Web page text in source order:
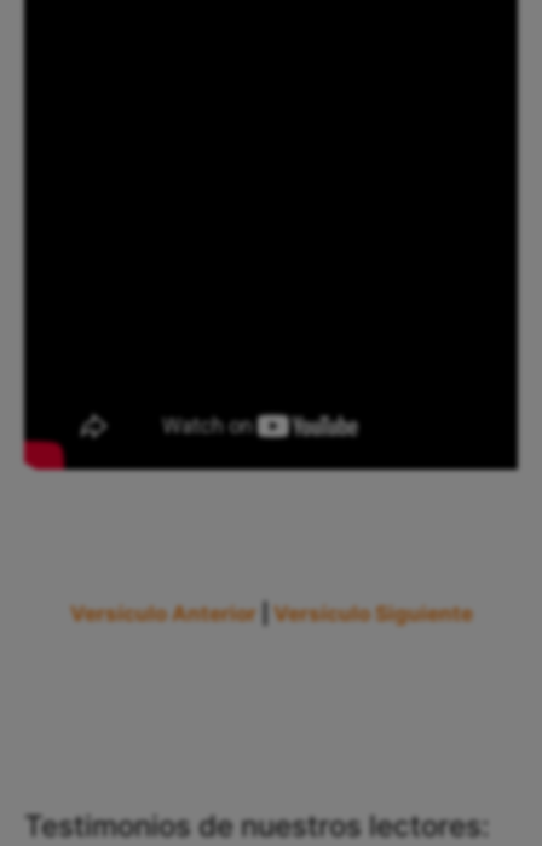
Versículo Anterior Versículo Siguiente
Testimonios de nuestros lectores: